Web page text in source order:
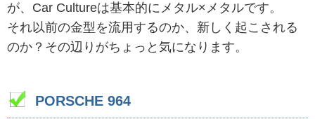
が、Car Cultureは基本的にメタル×メタルです。
それ以前の金型を流用するのか、新しく起こされる
のか？その辺りがちょっと気になります。
PORSCHE 964